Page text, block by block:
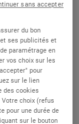
du bon
ses publicités et
paramétrage en
vos choix sur les
pour
sur le lien
des cookies
choix (refus
pour une durée de
sur le bouton
sans accepter